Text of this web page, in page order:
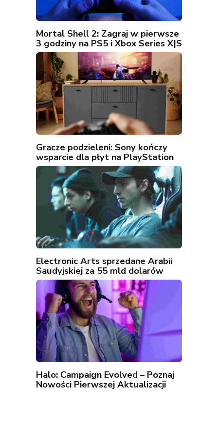
Mortal Shell 2: Zagraj w pierwsze
3 godziny na PS5 i Xbox Series X|S
Gracze podzieleni: Sony kończy
wsparcie dla płyt na PlayStation
Electronic Arts sprzedane Arabii
Saudyjskiej za 55 mld dolarów
Halo: Campaign Evolved – Poznaj
Nowości Pierwszej Aktualizacji